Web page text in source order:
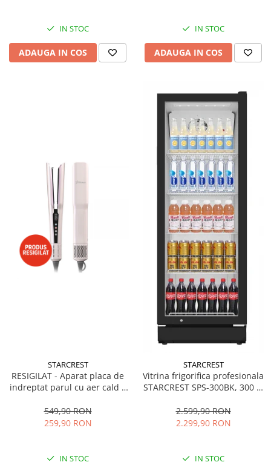
IN STOC
ADAUGA IN COS
IN STOC
ADAUGA IN COS
STARCREST
RESIGILAT - Aparat placa de
indreptat parul cu aer cald 2
1300 W, Uscare si indreptare,
Afisaj LCD, Tehnologie cu ioni
549,90 RON
259,90 RON
IN STOC
STARCREST
Vitrina frigorifica profesionala
STARCREST SPS-300BK, 300 L,
LED, H 169.5 cm, Negru
2.599,90 RON
2.299,90 RON
IN STOC